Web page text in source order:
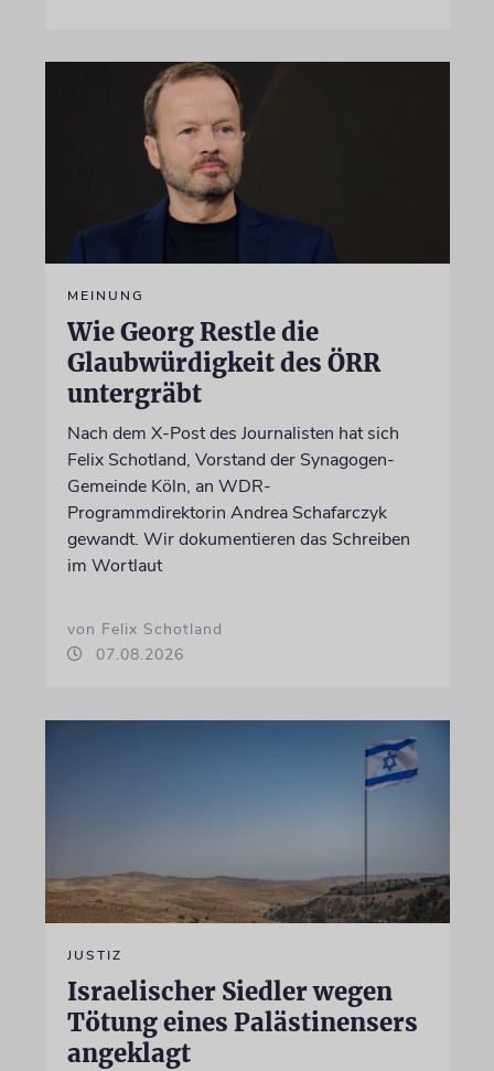
MEINUNG
Wie Georg Restle die
Glaubwürdigkeit des ÖRR
untergräbt
Nach dem X-Post des Journalisten hat sich
Felix Schotland, Vorstand der Synagogen-
Gemeinde Köln, an WDR-
Programmdirektorin Andrea Schafarczyk
gewandt. Wir dokumentieren das Schreiben
im Wortlaut
von Felix Schotland
07.08.2026
JUSTIZ
Israelischer Siedler wegen
Tötung eines Palästinensers
angeklagt